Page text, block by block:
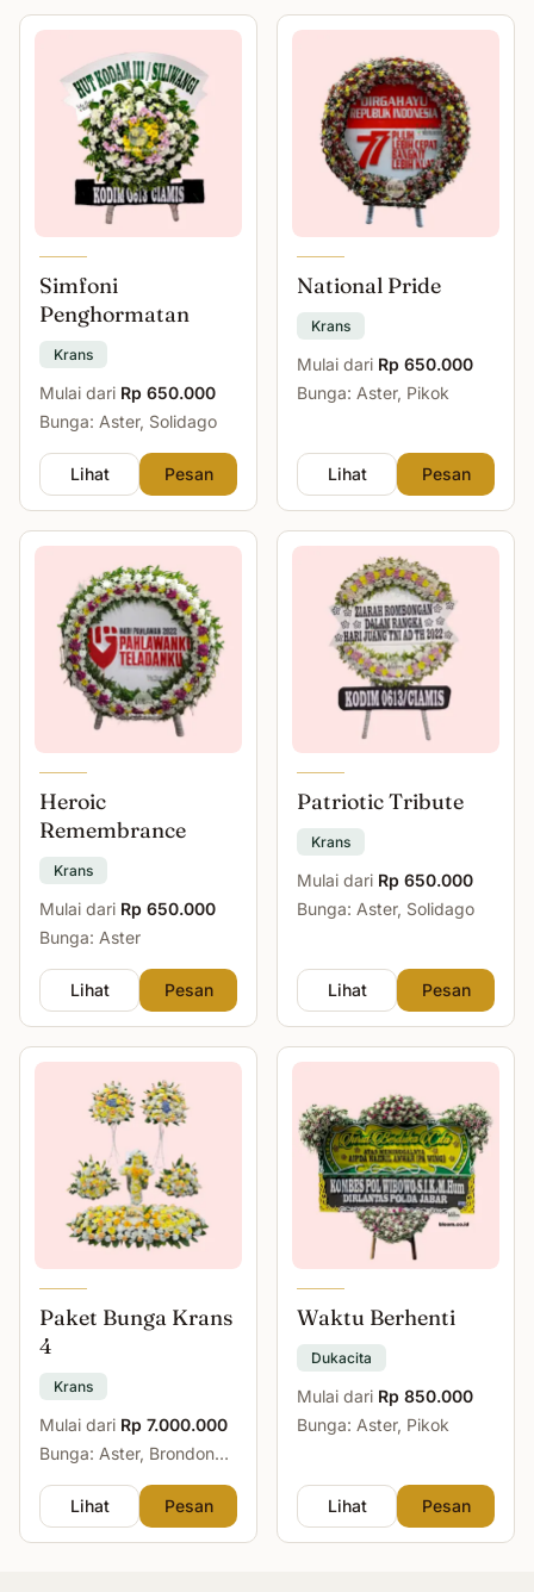
Simfoni
Penghormatan
Krans
Mulai dari Rp 650.000
Bunga: Aster, Solidago
Lihat Pesan
National Pride
Krans
Mulai dari Rp 650.000
Bunga: Aster, Pikok
Lihat Pesan
Heroic
Remembrance
Krans
Mulai dari Rp 650.000
Bunga: Aster
Lihat Pesan
Patriotic Tribute
Krans
Mulai dari Rp 650.000
Bunga: Aster, Solidago
Lihat Pesan
Paket Bunga Krans
4
Krans
Mulai dari Rp 7.000.000
Bunga: Aster, Brondong,
Lihat
Pesan
Waktu Berhenti
Dukacita
Mulai dari Rp 850.000
Bunga: Aster, Pikok
Lihat Pesan